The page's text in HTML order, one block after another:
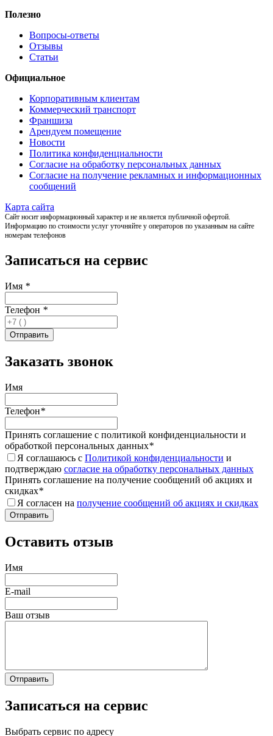
Полезно
Вопросы-ответы
Отзывы
Статьи
Официальное
Корпоративным клиентам
Коммерческий транспорт
Франшиза
Арендуем помещение
Новости
Политика конфиденциальности
Согласие на обработку персональных данных
Согласие на получение рекламных и информационных
сообщений
Карта сайта
Сайт носит информационный характер и не является публичной офертой.
Информацию по стоимости услуг уточняйте у операторов по указанным на сайте
номерам телефонов
Записаться на сервис
Имя *
Телефон *
Заказать звонок
Имя
Телефон*
Принять соглашение с политикой конфиденциальности и
обработкой персональных данных*
Я соглашаюсь с Политикой конфиденциальности и
подтверждаю согласие на обработку персональных данных
Принять соглашение на получение сообщений об акциях и
скидках*
Я согласен на получение сообщений об акциях и скидках
Оставить отзыв
Имя
E-mail
Ваш отзыв
Записаться на сервис
Выбрать сервис по адресу